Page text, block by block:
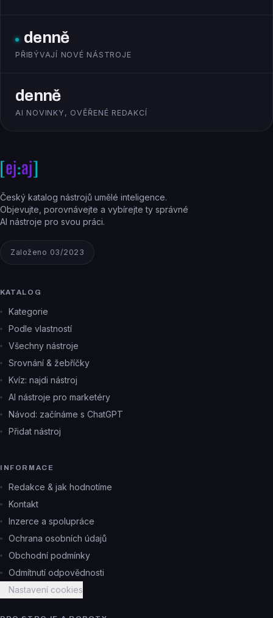
denně
PŘIBÝVAJÍ NOVÉ NÁSTROJE
denně
AI NOVINKY, OVĚŘENÉ REDAKCÍ
Český katalog nástrojů umělé inteligence.
Objevujte, porovnávejte a vybírejte ty správné
AI nástroje pro svou práci.
Založeno 03/2023
KATALOG
Kategorie
Podle vlastností
Všechny nástroje
Srovnání & žebříčky
Kvíz: najdi nástroj
AI nástroje pro marketéry
Návod: začínáme s ChatGPT
Přidat nástroj
INFORMACE
Redakce & jak hodnotíme
Kontakt
Inzerce a spolupráce
Ochrana osobních údajů
Obchodní podmínky
Odmítnutí odpovědnosti
Nastavení cookies